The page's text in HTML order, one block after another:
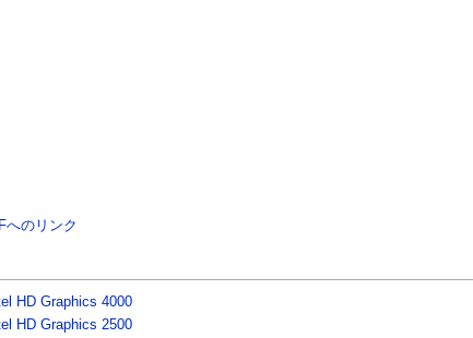
へのリンク
HD Graphics 4000
HD Graphics 2500